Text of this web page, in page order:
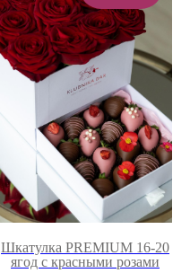
Шкатулка PREMIUM 16-20
ягод с красными розами